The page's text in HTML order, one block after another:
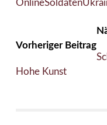
OnlineSoldaten
Vorheriger Beitrag
Hohe Kunst